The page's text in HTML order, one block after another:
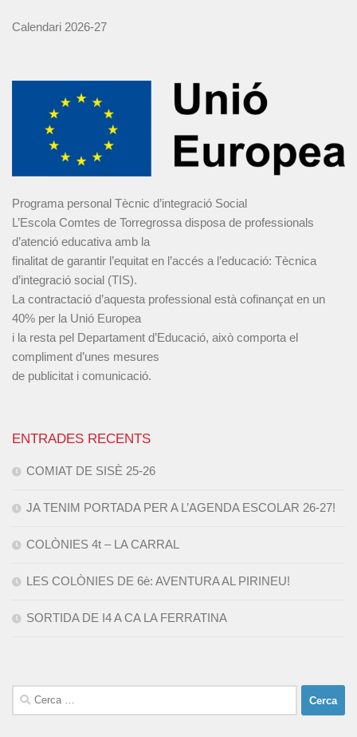
Calendari 2026-27
Programa personal Tècnic d’integració Social
L’Escola Comtes de Torregrossa disposa de professionals
d’atenció educativa amb la
finalitat de garantir l’equitat en l’accés a l’educació: Tècnica
d’integració social (TIS).
La contractació d’aquesta professional està cofinançat en un
40% per la Unió Europea
i la resta pel Departament d’Educació, això comporta el
compliment d’unes mesures
de publicitat i comunicació.
ENTRADES RECENTS
COMIAT DE SISÈ 25-26
JA TENIM PORTADA PER A L’AGENDA ESCOLAR 26-27!
COLÒNIES 4t – LA CARRAL
LES COLÒNIES DE 6è: AVENTURA AL PIRINEU!
SORTIDA DE I4 A CA LA FERRATINA
Cerca: